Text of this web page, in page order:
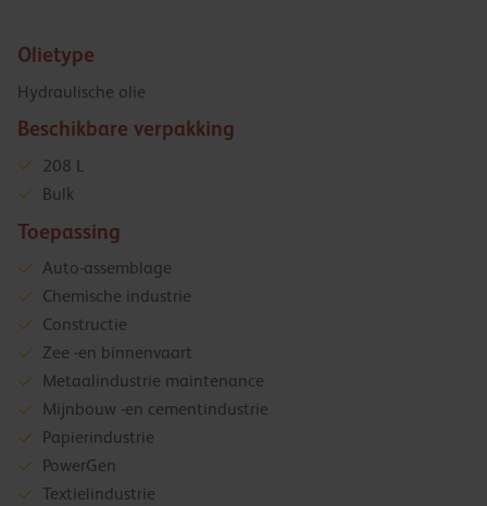
Olietype
Hydraulische olie
Beschikbare verpakking
208 L
Bulk
Toepassing
Auto-assemblage
Chemische industrie
Constructie
Zee -en binnenvaart
Metaalindustrie maintenance
Mijnbouw -en cementindustrie
Papierindustrie
PowerGen
Textielindustrie